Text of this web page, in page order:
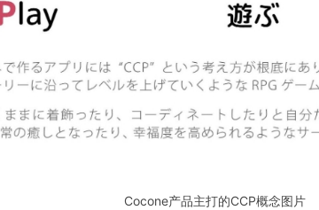
Cocone产品主打的CCP概念图片